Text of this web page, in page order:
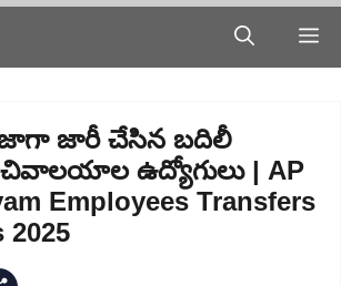
జారీ చేసిన బదిలీ
సచివాలయాల ఉద్యోగులు | AP
Employees Transfers
2025